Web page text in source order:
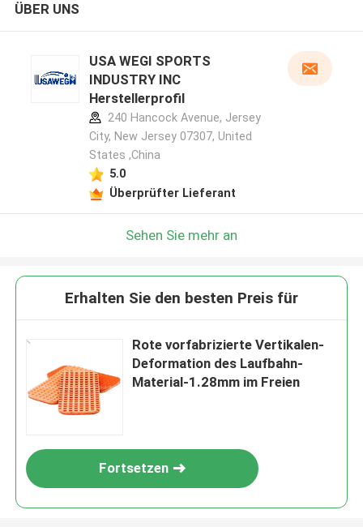
ÜBER UNS
USA WEGI SPORTS
INDUSTRY INC
Herstellerprofil
240 Hancock Avenue, Jersey
City, New Jersey 07307, United
States ,China
5.0
Überprüfter Lieferant
Sehen Sie mehr an
Erhalten Sie den besten Preis für
Rote vorfabrizierte Vertikalen-
Deformation des Laufbahn-
Material-1.28mm im Freien
Fortsetzen